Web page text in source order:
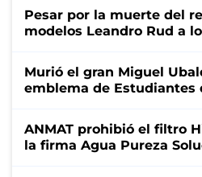
Pesar por la muerte del
modelos Leandro Rud a
Murió el gran Miguel
emblema de Estudiantes
ANMAT prohibió el filtro
la firma Agua Pureza